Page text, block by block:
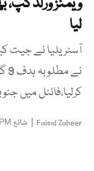
لیا
کرلیا،فائنل میں
Faisal Zaheer
| شائع